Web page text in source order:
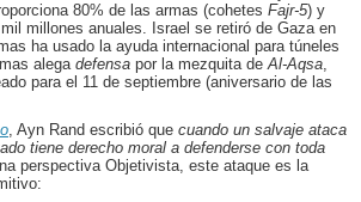
80% de las armas (cohetes Fajr-5) y
millones anuales. Israel se retiró de Gaza en
ha usado la ayuda internacional para túneles
alega defensa por la mezquita de Al-Aqsa
para el 11 de septiembre (aniversario de las
, Ayn Rand escribió que cuando un salvaje ataca
tiene derecho moral a defenderse con toda
perspectiva Objetivista, este ataque es la